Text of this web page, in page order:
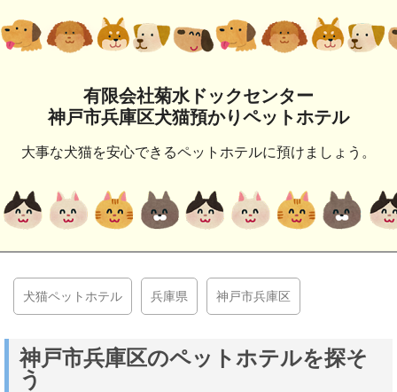
有限会社菊水ドックセンター
神戸市兵庫区犬猫預かりペットホテル
大事な犬猫を安心できるペットホテルに預けましょう。
犬猫ペットホテル 兵庫県 神戸市兵庫区
神戸市兵庫区のペットホテルを探そ
う